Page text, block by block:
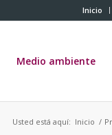
Inicio
Medio ambiente
Usted está aquí: Inicio /